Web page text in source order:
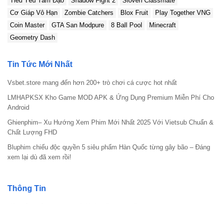
Cơ Giáp Vô Hạn
Zombie Catchers Blox Fruit
Play Together VNG
Coin Master
GTA San Modpure 8 Ball Pool
Minecraft
Geometry Dash
Tin Tức Mới Nhất
Vsbet.store mang đến hơn 200+ trò chơi cá cược hot nhất
LMHAPKSX Kho Game MOD APK & Ứng Dụng Premium Miễn Phí Cho
Android
Ghienphim– Xu Hướng Xem Phim Mới Nhất 2025 Với Vietsub Chuẩn &
Chất Lượng FHD
Bluphim chiếu độc quyền 5 siêu phẩm Hàn Quốc từng gây bão – Đáng
xem lại dù đã xem rồi!
Thông Tin